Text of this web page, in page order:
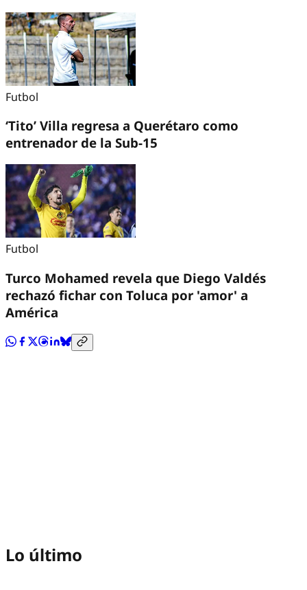
Futbol
‘Tito’ Villa regresa a Querétaro como
entrenador de la Sub-15
Futbol
Turco Mohamed revela que Diego Valdés
rechazó fichar con Toluca por 'amor' a
América
Lo último